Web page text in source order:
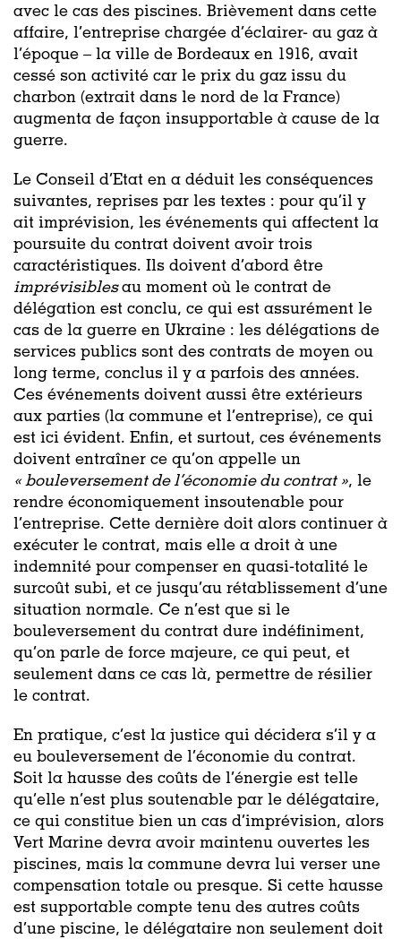
avec le cas des piscines. Brièvement dans cette
affaire, l’entreprise chargée d’éclairer- au gaz à
l’époque – la ville de Bordeaux en 1916, avait
cessé son activité car le prix du gaz issu du
charbon (extrait dans le nord de la France)
augmenta de façon insupportable à cause de la
guerre.
Le Conseil d’Etat en a déduit les conséquences
suivantes, reprises par les textes : pour qu’il y
ait imprévision, les événements qui affectent la
poursuite du contrat doivent avoir trois
caractéristiques. Ils doivent d’abord être
imprévisiblesau moment où le contrat de
délégation est conclu, ce qui est assurément le
cas de la guerre en Ukraine : les délégations de
services publics sont des contrats de moyen ou
long terme, conclus il y a parfois des années.
Ces événements doivent aussi être extérieurs
aux parties (la commune et l’entreprise), ce qui
est ici évident. Enfin, et surtout, ces événements
doivent entraîner ce qu’on appelle un
« bouleversement de l’économie du contrat », le
rendre économiquement insoutenable pour
l’entreprise. Cette dernière doit alors continuer à
exécuter le contrat, mais elle a droit à une
indemnité pour compenser en quasi-totalité le
surcoût subi, et ce jusqu’au rétablissement d’une
situation normale. Ce n’est que si le
bouleversement du contrat dure indéfiniment,
qu’on parle de force majeure, ce qui peut, et
seulement dans ce cas là, permettre de résilier
le contrat.
En pratique, c’est la justice qui décidera s’il y a
eu bouleversement de l’économie du contrat.
Soit la hausse des coûts de l’énergie est telle
qu’elle n’est plus soutenable par le délégataire,
ce qui constitue bien un cas d’imprévision, alors
Vert Marine devra avoir maintenu ouvertes les
piscines, mais la commune devra lui verser une
compensation totale ou presque. Si cette hausse
est supportable compte tenu des autres coûts
d’une piscine, le délégataire non seulement doit